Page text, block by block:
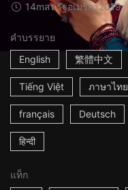
14mสหรัฐอเมริกา2019
คำบรรยาย
English
繁體中文
Tiếng Việt ภาษาไทย
français Deutsch
हिन्दी
แท็ก